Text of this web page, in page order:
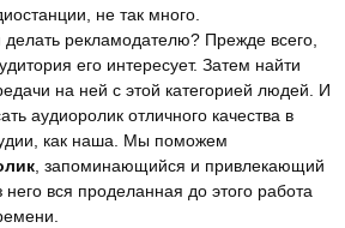
не так много.
делать рекламодателю? Прежде всего,
его интересует. Затем найти
на ней с этой категорией людей. И
аудиоролик отличного качества в
как наша. Мы поможем
, запоминающийся и привлекающий
вся проделанная до этого работа